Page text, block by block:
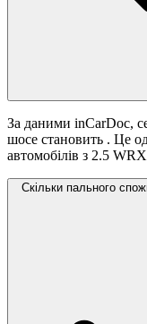
За даними inCarDoc,
шосе становить . Це
автомобілів з 2.5
Скільки пального